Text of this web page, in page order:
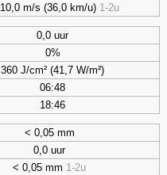
10,0 m/s (36,0 km/u) 1-2u
0,0 uur
0%
360 J/cm² (41,7 W/m²)
06:48
18:46
< 0,05 mm
0,0 uur
< 0,05 mm 1-2u